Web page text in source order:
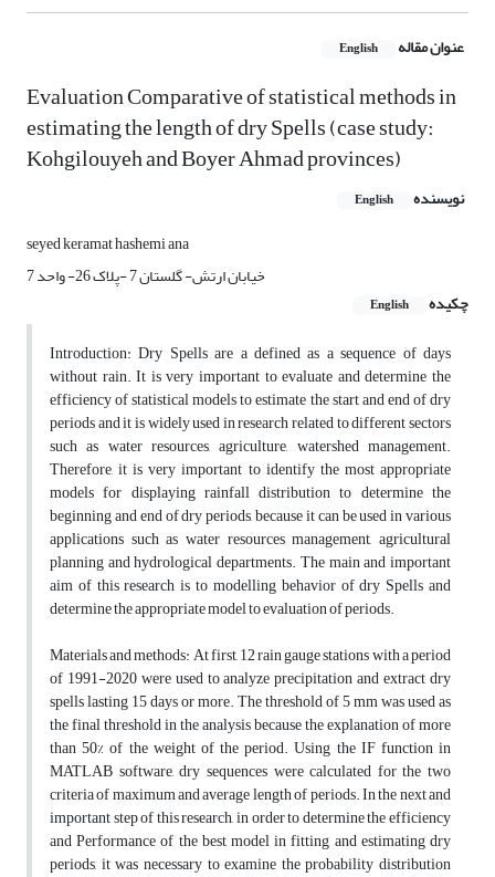
عنوان مقاله English
Evaluation Comparative of statistical methods in
estimating the length of dry Spells (case study:
Kohgilouyeh and Boyer Ahmad provinces)
نویسنده English
seyed keramat hashemi ana
خیابان ارتش- گلستان 7 -پلاک 26- واحد 7
چکیده
English
Introduction: Dry Spells are a defined as a sequence of days
without rain. It is very important to evaluate and determine the
efficiency of statistical models to estimate the start and end of dry
periods and it is widely used in research related to different sectors
such as water resources, agriculture, watershed management.
Therefore, it is very important to identify the most appropriate
models for displaying rainfall distribution to determine the
beginning and end of dry periods, because it can be used in various
applications such as water resources management, agricultural
planning and hydrological departments. The main and important
aim of this research is to modelling behavior of dry Spells and
determine the appropriate model to evaluation of periods.
Materials and methods: At first, 12 rain gauge stations with a period
of 1991-2020 were used to analyze precipitation and extract dry
spells lasting 15 days or more. The threshold of 5 mm was used as
the final threshold in the analysis because the explanation of more
than 50% of the weight of the period. Using the IF function in
MATLAB software, dry sequences were calculated for the two
criteria of maximum and average length of periods. In the next and
important step of this research, in order to determine the efficiency
and Performance of the best model in fitting and estimating dry
periods, it was necessary to examine the probability distribution